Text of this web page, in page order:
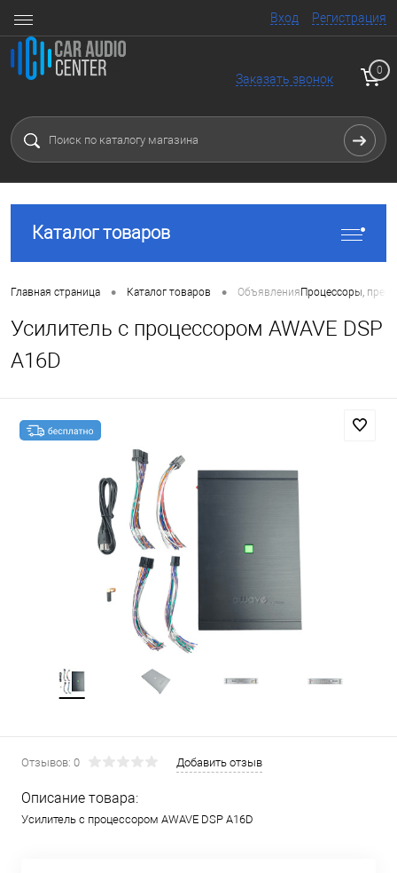
Вход Регистрация
Заказать звонок
0
Каталог товаров
Главная страница • Каталог товаров • ОбъявленияПроцессоры,
Усилитель с процессором AWAVE DSP
A16D
Отзывов: 0 Добавить отзыв
Описание товара:
Усилитель с процессором AWAVE DSP A16D